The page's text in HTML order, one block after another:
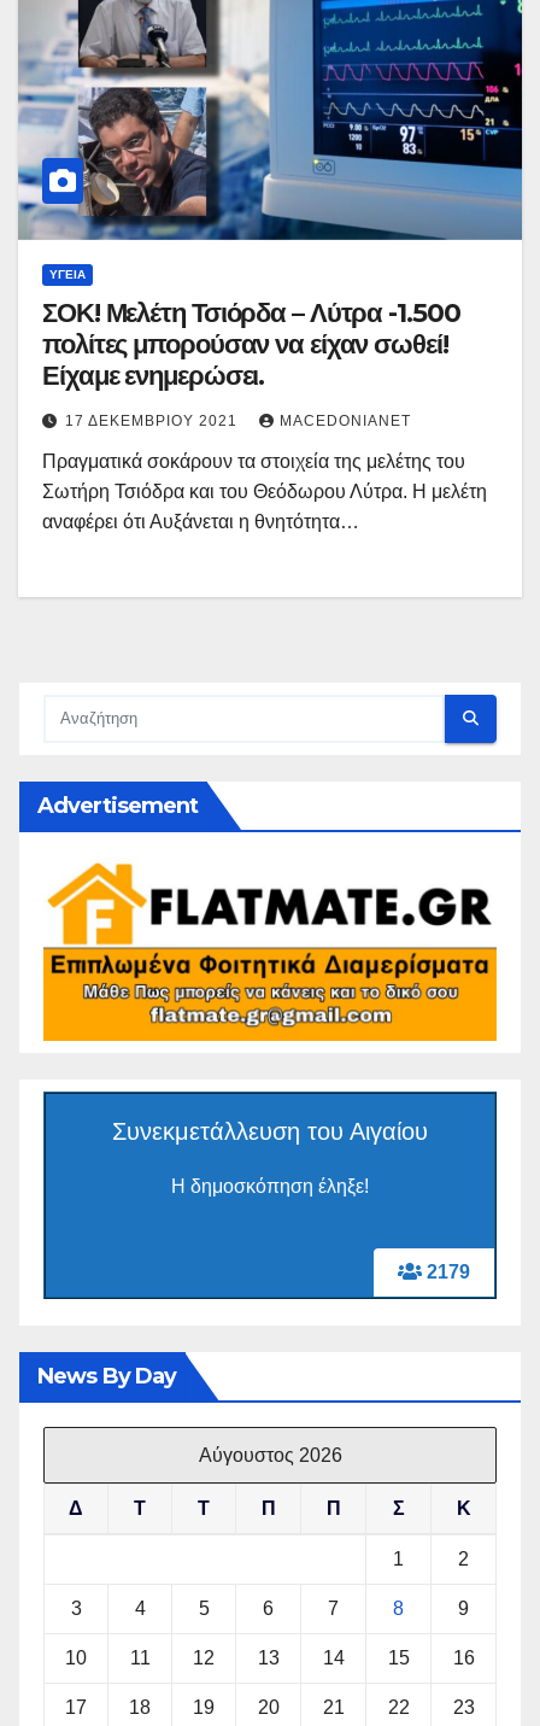
ΥΓΕΊΑ
ΣΟΚ! Μελέτη Τσιόρδα – Λύτρα -1.500
πολίτες μπορούσαν να είχαν σωθεί!
Είχαμε ενημερώσει.
17 ΔΕΚΕΜΒΡΊΟΥ 2021 MACEDONIANET
Πραγματικά σοκάρουν τα στοιχεία της μελέτης του
Σωτήρη Τσιόδρα και του Θεόδωρου Λύτρα. Η μελέτη
αναφέρει ότι Αυξάνεται η θνητότητα…
Advertisement
2179
Συνεκμετάλλευση του Αιγαίου
Η δημοσκόπηση έληξε!
News By Day
Αύγουστος 2026
Δ Τ Τ Π Π Σ Κ
1 2
3 4 5 6 7 8 9
10 11 12 13 14 15 16
17 18 19 20 21 22 23